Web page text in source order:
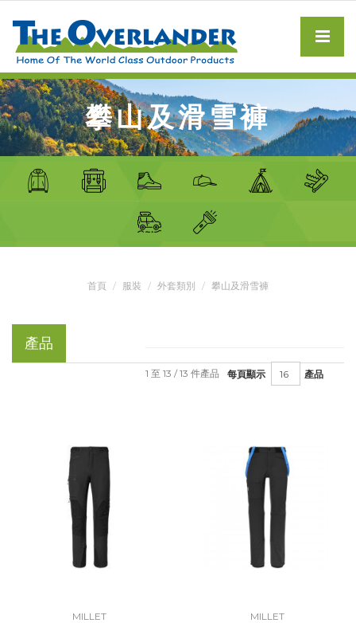
攀山及滑雪褲
首頁 服裝 外套類別 攀山及滑雪褲
產品
每頁顯示 產品
1 至 13 / 13 件產品
MILLET MILLET